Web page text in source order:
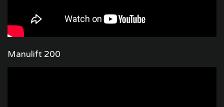
Manulift 200